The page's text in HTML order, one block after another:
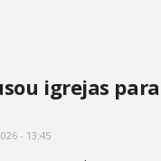
igrejas
- 13:45